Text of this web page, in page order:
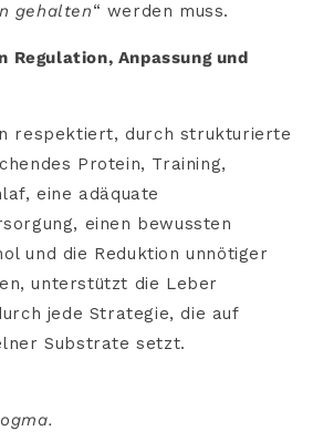
gehalten“ werden muss.
Regulation, Anpassung und
respektiert, durch strukturierte
Protein, Training,
eine adäquate
einen bewussten
und die Reduktion unnötiger
unterstützt die Leber
jede Strategie, die auf
Substrate setzt.